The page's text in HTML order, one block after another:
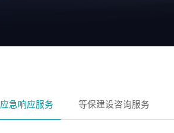
应急响应服务 等保建设咨询服务